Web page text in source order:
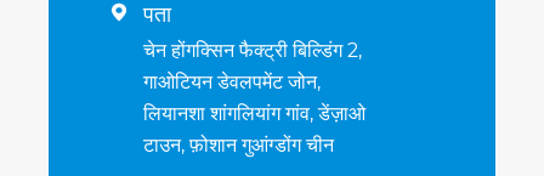
 पता
चेन होंगक्सिन फैक्ट्री बिल्डिंग 2,
गाओटियन डेवलपमेंट जोन,
लियानशा शांगलियांग गांव, डेंज़ाओ
टाउन, फ़ोशान गुआंग्डोंग चीन